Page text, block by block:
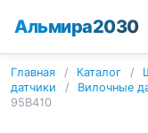
Альмира2030
Главная / Каталог /
датчики
/ Вилочные
95B410